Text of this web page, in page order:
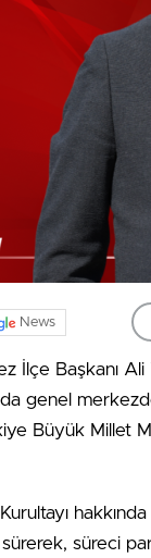
News
İlçe Başkanı
genel
Büyük Millet
sürerek, süreci